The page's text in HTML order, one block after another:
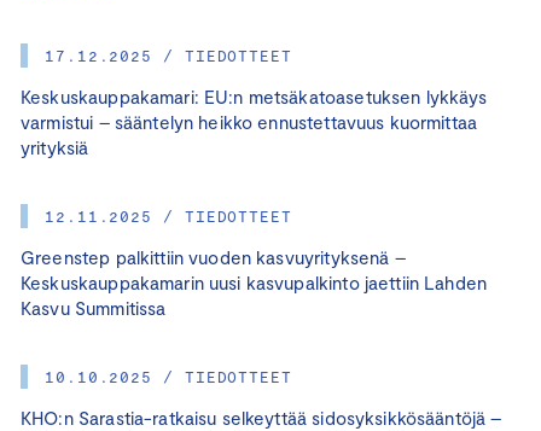
17.12.2025 / TIEDOTTEET
Keskuskauppakamari: EU:n metsäkatoasetuksen lykkäys
varmistui – sääntelyn heikko ennustettavuus kuormittaa
yrityksiä
12.11.2025 / TIEDOTTEET
Greenstep palkittiin vuoden kasvuyrityksenä –
Keskuskauppakamarin uusi kasvupalkinto jaettiin Lahden
Kasvu Summitissa
10.10.2025 / TIEDOTTEET
KHO:n Sarastia-ratkaisu selkeyttää sidosyksikkösääntöjä –